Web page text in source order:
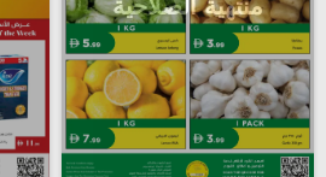
منتهية الصلاحية